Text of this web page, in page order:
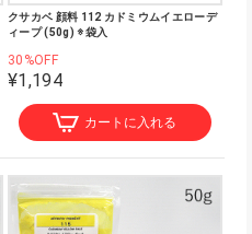
クサカベ 顔料 112 カドミウムイエローデ
ィープ (50g) ※袋入
30%OFF
¥1,194
カートに入れる